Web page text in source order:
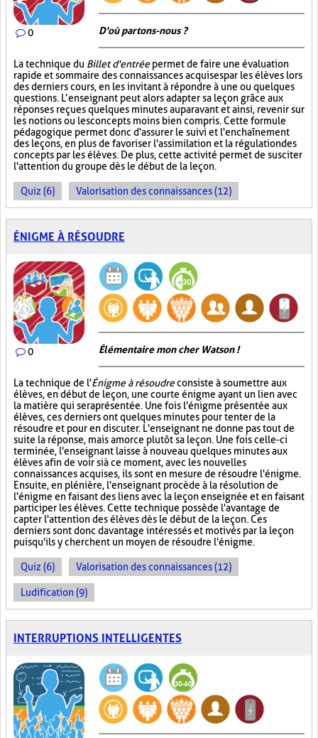
0 D'où partons-nous ?
La technique du Billet d'entréepermet de faire une évaluation
rapide et sommaire des connaissances acquises par les élèves lors
des derniers cours, en les invitant à répondre à une ou quelques
questions. L’enseignant peut alors adapter sa leçon grâce aux
réponses reçues quelques minutes auparavant et ainsi, revenir sur
les notions ou les concepts moins bien compris. Cette formule
pédagogique permet donc d'assurer le suivi et l'enchaînement
des leçons, en plus de favoriser l'assimilation et la régulation des
concepts par les élèves. De plus, cette activité permet de susciter
l'attention du groupe dès le début de la leçon.
Quiz (6) Valorisation des connaissances (12)
ÉNIGME À RÉSOUDRE
0 Élémentaire mon cher Watson !
La technique de l'Énigme à résoudreconsiste à soumettre aux
élèves, en début de leçon, une courte énigme ayant un lien avec
la matière qui sera présentée. Une fois l'énigme présentée aux
élèves, ces derniers ont quelques minutes pour tenter de la
résoudre et pour en discuter. L'enseignant ne donne pas tout de
suite la réponse, mais amorce plutôt sa leçon. Une fois celle-ci
terminée, l'enseignant laisse à nouveau quelques minutes aux
élèves afin de voir si à ce moment, avec les nouvelles
connaissances acquises, ils sont en mesure de résoudre l'énigme.
Ensuite, en plénière, l'enseignant procède à la résolution de
l'énigme en faisant des liens avec la leçon enseignée et en faisant
participer les élèves. Cette technique possède l'avantage de
capter l'attention des élèves dès le début de la leçon. Ces
derniers sont donc davantage intéressés et motivés par la leçon
puisqu'ils y cherchent un moyen de résoudre l'énigme.
Quiz (6) Valorisation des connaissances (12)
Ludification (9)
INTERRUPTIONS INTELLIGENTES